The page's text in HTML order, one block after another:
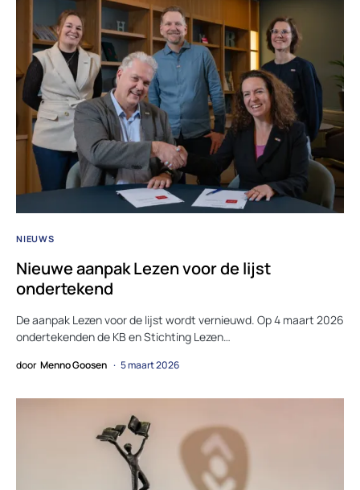
NIEUWS
Nieuwe aanpak Lezen voor de lijst
ondertekend
De aanpak Lezen voor de lijst wordt vernieuwd. Op 4 maart 2026
ondertekenden de KB en Stichting Lezen…
door Menno Goosen 5 maart 2026